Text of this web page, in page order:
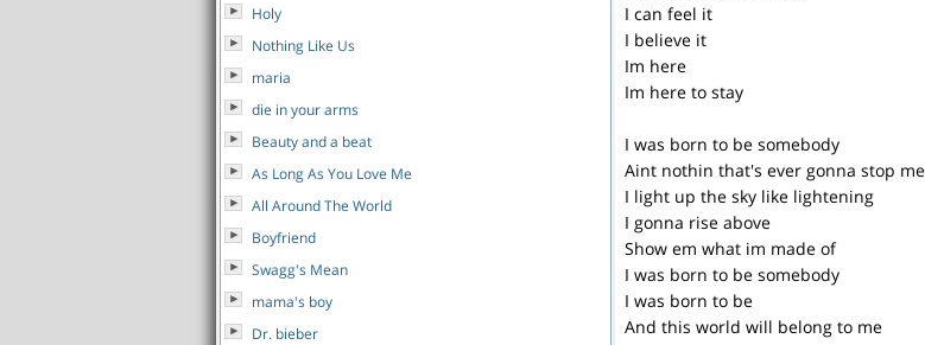
I can feel it
I believe it
Im here
Im here to stay
I was born to be somebody
Aint nothin that's ever gonna stop me
I light up the sky like lightening
I gonna rise above
Show em what im made of
I was born to be somebody
I was born to be
And this world will belong to me
Holy
Nothing Like Us
maria
die in your arms
Beauty and a beat
As Long As You Love Me
All Around The World
Boyfriend
Swagg's Mean
mama's boy
Dr. bieber